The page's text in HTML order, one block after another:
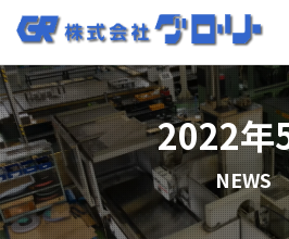
'Skip'
2022年
NEWS